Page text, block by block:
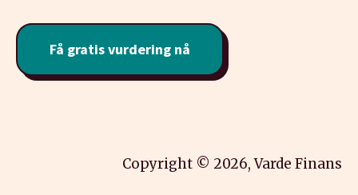
Få gratis vurdering nå
Copyright © 2026, Varde Finans